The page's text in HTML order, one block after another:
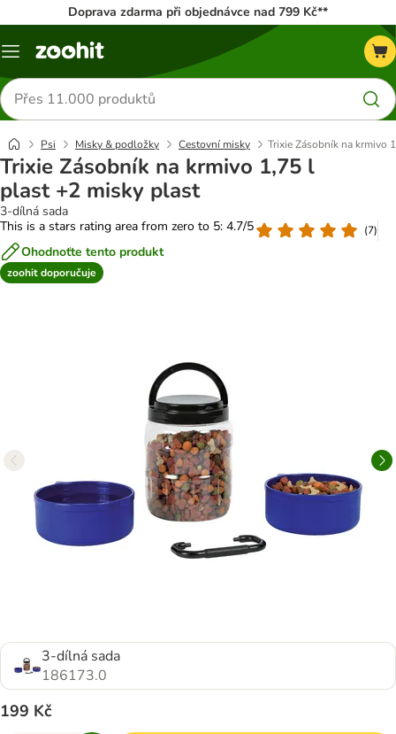
Doprava zdarma při objednávce nad 799 Kč**
Menu
Hledat
produkty
Psi Misky & podložky Cestovní misky Trixie Zásobník na krmivo
Trixie Zásobník na krmivo 1,75 l
plast +2 misky plast
3-dílná sada
This is a stars rating area from zero to 5: 4.7/5
(7)
Ohodnoťte tento produkt
zoohit doporučuje
3-dílná sada
186173.0
199 Kč